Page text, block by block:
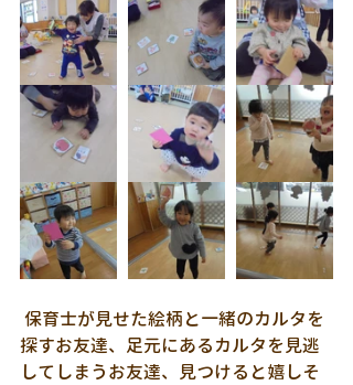
探すお友達、足元にあるカルタを見逃
してしまうお友達、見つけると嬉しそ